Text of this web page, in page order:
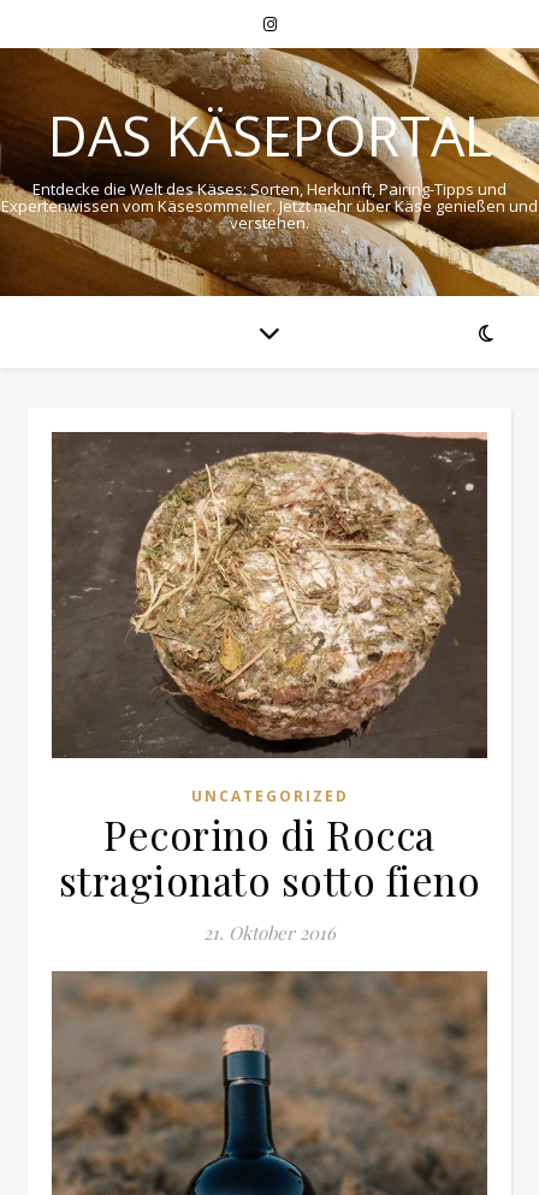
DAS KÄSEPORTAL
Entdecke die Welt des Käses: Sorten, Herkunft, Pairing-Tipps und
Expertenwissen vom Käsesommelier. Jetzt mehr über Käse genießen und
verstehen.
UNCATEGORIZED
Pecorino di Rocca
stragionato sotto fieno
21. Oktober 2016